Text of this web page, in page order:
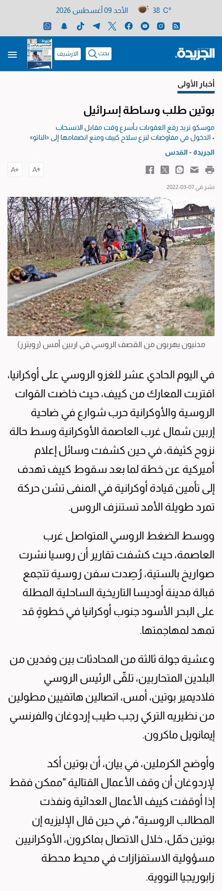
38 C° الأحد 09 أغسطس 2026
بحث الارشيف
أخبار الأولى
بوتين طلب وساطة إسرائيل
موسكو تريد رفع العقوبات بـأسرع وقت مقابل الانسحاب
• الدخول في مفاوضات لنزع سلاح كييف ومنع انضمامها إلى «الناتو»
الجريدة - القدس
نشر في 07-03-2022
مدنيون يهربون من القصف الروسي في اربين أمس (رويترز)
في اليوم الحادي عشر للغزو الروسي على أوكرانيا،
اقتربت المعارك من كييف، حيث خاضت القوات
الروسية والأوكرانية حرب شوارع في ضاحية
إربين شمال غرب العاصمة الأوكرانية وسط حالة
نزوح كثيفة، في حين كشفت وسائل إعلام
أميركية عن خطة لما بعد سقوط كييف تهدف
إلى تأمين قيادة أوكرانية في المنفى تشن حركة
تمرد طويلة الأمد تستنزف الروس.
ووسط الضغط الروسي المتواصل غرب
العاصمة، حيث كشفت تقارير أن روسيا نشرت
صواريخ بالستية، رُصِدت سفن روسية تتجمع
قبالة مدينة أوديسا التاريخية الساحلية المطلة
على البحر الأسود جنوب أوكرانيا في خطوةٍ قد
تمهد لمهاجمتها.
وعشية جولة ثالثة من المحادثات بين وفدين من
البلدين المتحاربين، تلقّى الرئيس الروسي
فلاديمير بوتين، أمس، اتصالين هاتفيين مطولين
من نظيريه التركي رجب طيب إردوغان والفرنسي
إيمانويل ماكرون.
وأوضح الكرملين، في بيان، أن بوتين أكد
لإردوغان أن وقف الأعمال القتالية "ممكن فقط
إذا أوقفت كييف الأعمال العدائية ونفذت
المطالب الروسية"، في حين قال الإليزيه إن
بوتين حمّل، خلال الاتصال بماكرون، الأوكرانيين
مسؤولية الاستفزازات في محيط محطة
زابوريجيا النووية.